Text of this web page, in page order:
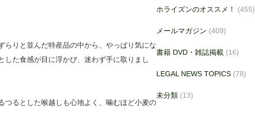
らりと並んだ特産品の中から、やっぱり気にな
た食感が目に浮かび、迷わず手に取りまし
つるとした喉越しも心地よく、噛むほど小麦の
ホライズンのオススメ！ (455)
メールマガジン (409)
書籍 DVD・雑誌掲載 (16)
LEGAL NEWS TOPICS (78)
未分類 (13)